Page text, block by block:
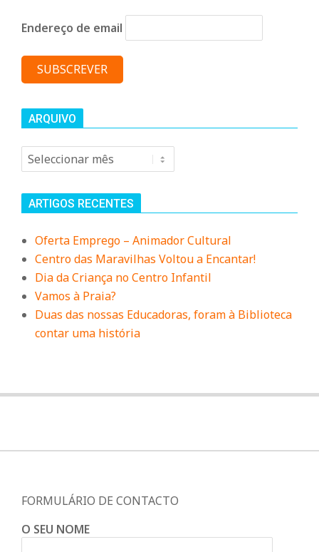
d
e
Endereço de email
ARQUIVO
Arquivo
ARTIGOS RECENTES
Oferta Emprego – Animador Cultural
Centro das Maravilhas Voltou a Encantar!
Dia da Criança no Centro Infantil
Vamos à Praia?
Duas das nossas Educadoras, foram à Biblioteca
contar uma história
FORMULÁRIO DE CONTACTO
O SEU NOME